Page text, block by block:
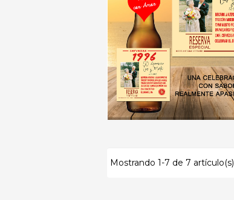
Mostrando 1-7 de 7 artículo(s)